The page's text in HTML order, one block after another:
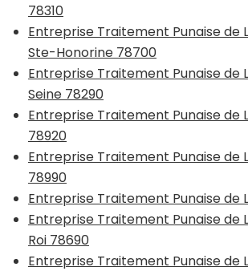
78310
Entreprise Traitement Punaise de
Ste-Honorine 78700
Entreprise Traitement Punaise de
Seine 78290
Entreprise Traitement Punaise de
78920
Entreprise Traitement Punaise de
78990
Entreprise Traitement Punaise de
Entreprise Traitement Punaise de
Roi 78690
Entreprise Traitement Punaise de